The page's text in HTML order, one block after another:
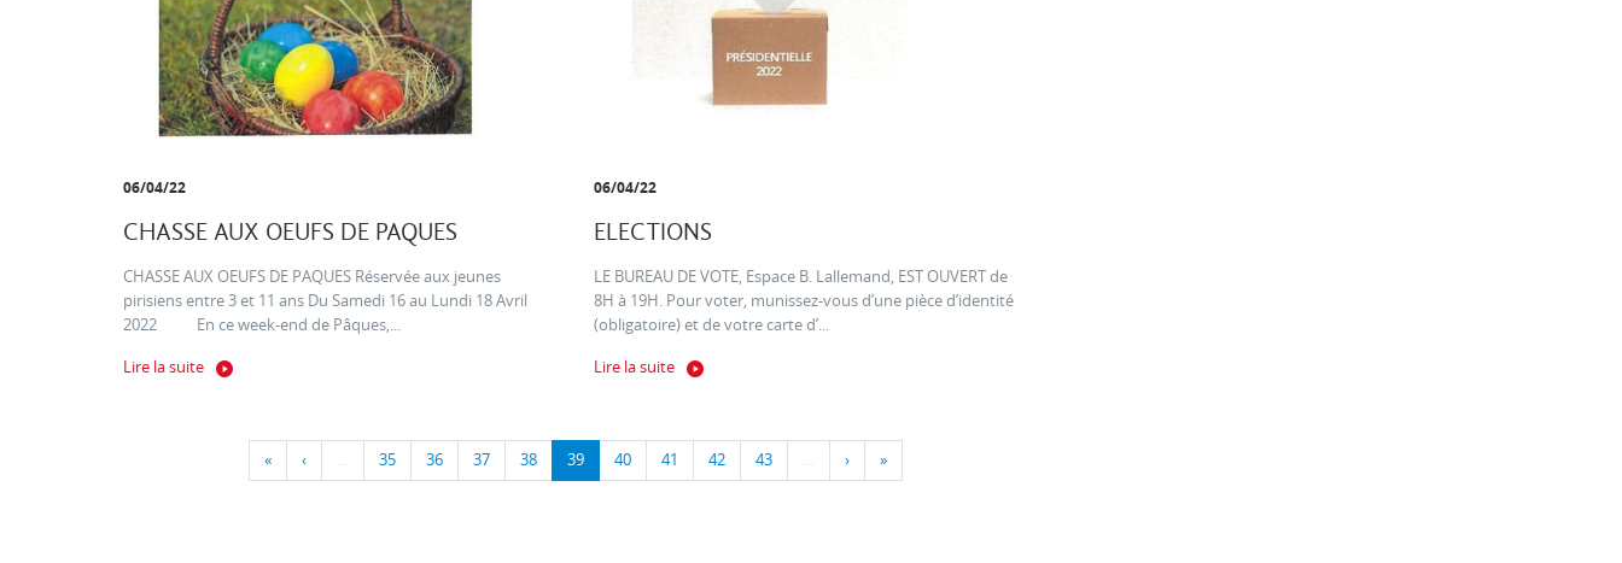
06/04/22
CHASSE AUX OEUFS DE PAQUES
CHASSE AUX OEUFS DE PAQUES Réservée aux jeunes
pirisiens entre 3 et 11 ans Du Samedi 16 au Lundi 18 Avril
2022 En ce week-end de Pâques,...
Lire la suite
06/04/22
ELECTIONS
LE BUREAU DE VOTE, Espace B. Lallemand, EST OUVERT de
8H à 19H. Pour voter, munissez-vous d’une pièce d’identité
(obligatoire) et de votre carte d’...
Lire la suite
« ‹ … 35 36 37 38 39 40 41 42 43 … › »